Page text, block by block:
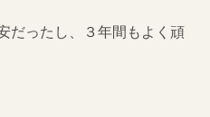
だったし、３年間もよく頑